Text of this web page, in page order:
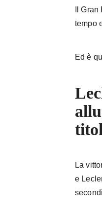
Il
tempo
Ed è
La
e